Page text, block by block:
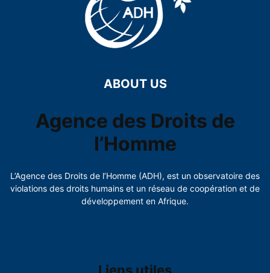
ABOUT US
Agence des Droits de
l’Homme
L’Agence des Droits de l’Homme (ADH), est un observatoire des
violations des droits humains et un réseau de coopération et de
développement en Afrique.